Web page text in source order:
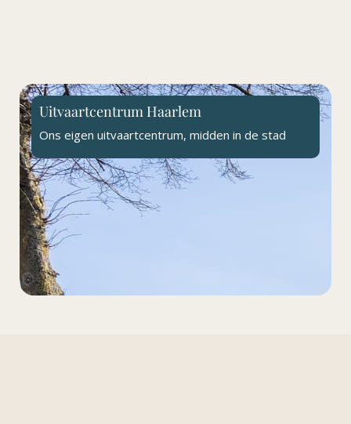
Uitvaartcentrum Haarlem
Ons eigen uitvaartcentrum, midden in de stad